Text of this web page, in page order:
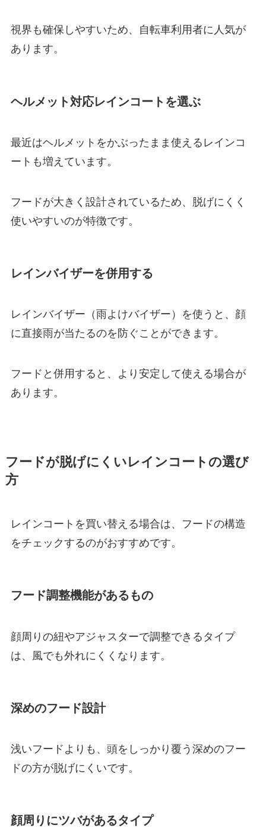
視界も確保しやすいため、自転車利用者に人気が
あります。
ヘルメット対応レインコートを選ぶ
最近はヘルメットをかぶったまま使えるレインコ
ートも増えています。
フードが大きく設計されているため、脱げにくく
使いやすいのが特徴です。
レインバイザーを併用する
レインバイザー（雨よけバイザー）を使うと、顔
に直接雨が当たるのを防ぐことができます。
フードと併用すると、より安定して使える場合が
あります。
フードが脱げにくいレインコートの選び
方
レインコートを買い替える場合は、フードの構造
をチェックするのがおすすめです。
フード調整機能があるもの
顔周りの紐やアジャスターで調整できるタイプ
は、風でも外れにくくなります。
深めのフード設計
浅いフードよりも、頭をしっかり覆う深めのフー
ドの方が脱げにくいです。
顔周りにツバがあるタイプ